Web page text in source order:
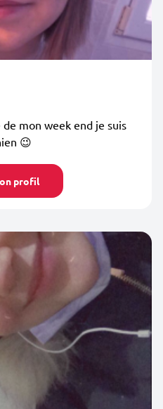
de mon week end je suis
😉
profil